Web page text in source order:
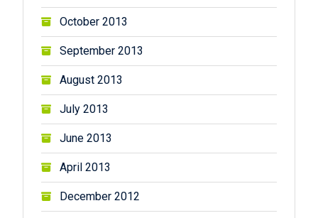
October 2013
September 2013
August 2013
July 2013
June 2013
April 2013
December 2012